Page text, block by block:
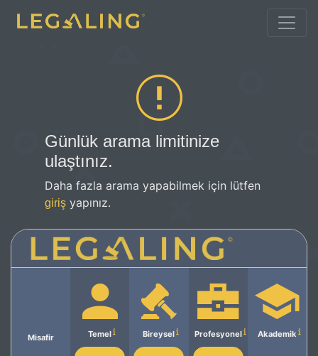
Günlük arama limitinize
ulaştınız.
Daha fazla arama yapabilmek için lütfen
giriş yapınız.
Misafir Temel Bireysel Profesyonel Akademik